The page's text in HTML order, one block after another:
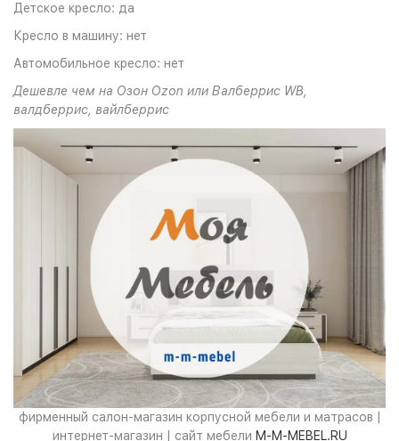
Детское кресло: да
Кресло в машину: нет
Автомобильное кресло: нет
Дешевле чем на Озон Ozon или Валберрис WB,
валдберрис, вайлберрис
фирменный салон-магазин корпусной мебели и матрасов |
интернет-магазин | сайт мебели M-M-MEBEL.RU